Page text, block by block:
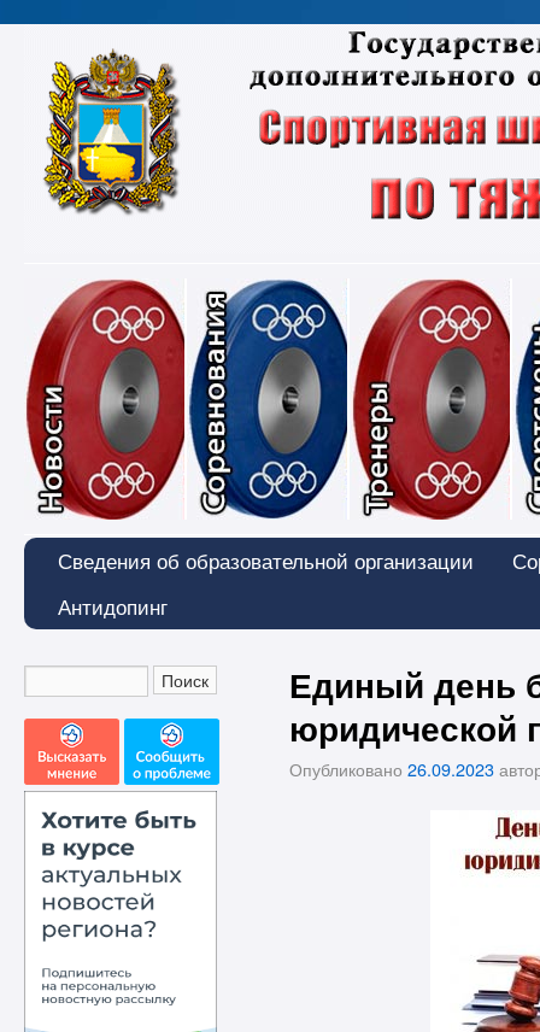
Новости Соревнования
Сведения об образовательной организации
Антидопинг
Единый день
юридической
Опубликовано 26.09.2023